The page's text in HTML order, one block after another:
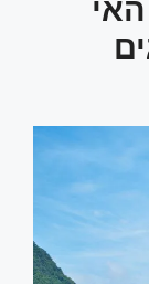
יום 2 – האי